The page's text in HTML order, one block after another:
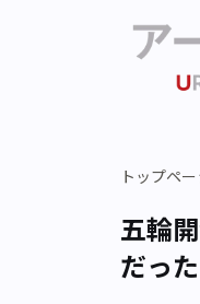
トップペ
五輪
だっ